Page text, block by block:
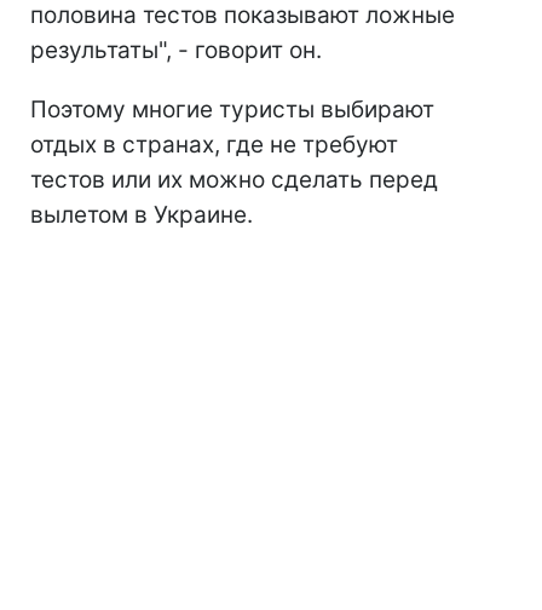
половина тестов показывают ложные
результаты", - говорит он.
Поэтому многие туристы выбирают
отдых в странах, где не требуют
тестов или их можно сделать перед
вылетом в Украине.